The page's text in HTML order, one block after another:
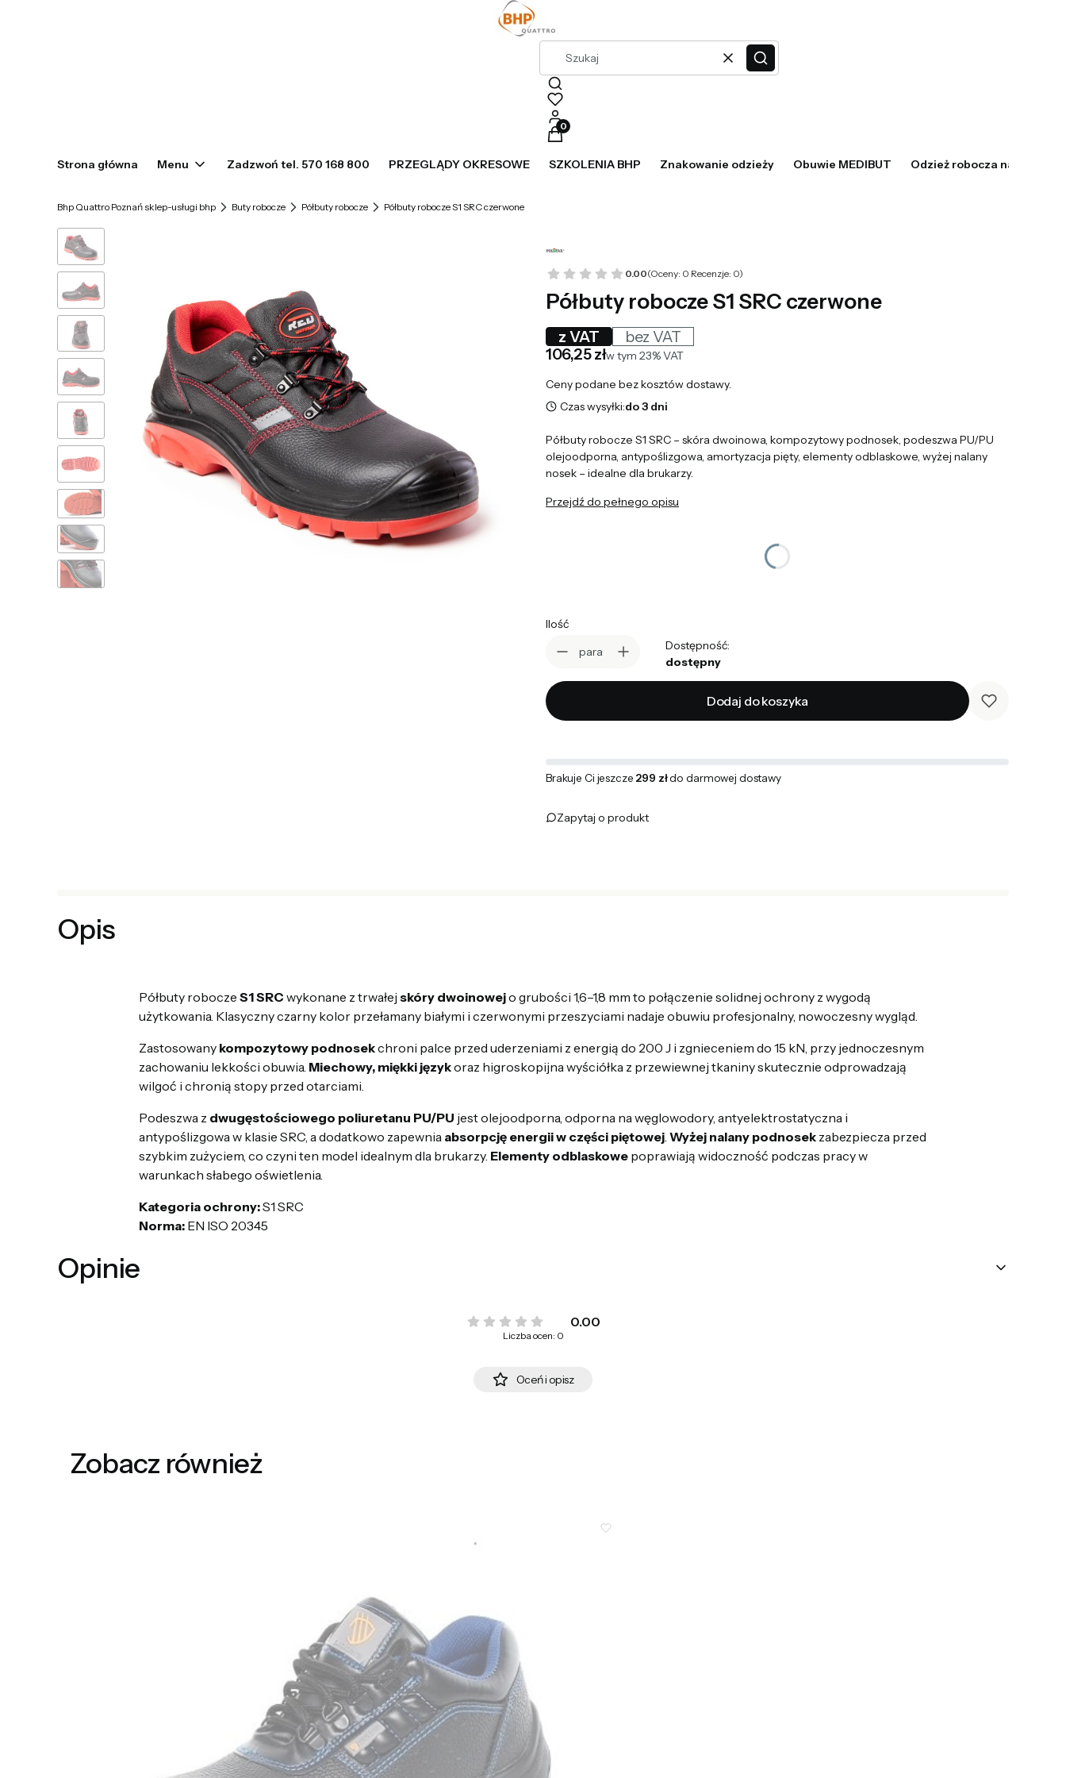
WyczyśćSzukaj
Produkty w koszyku: 0. Zobacz szczegóły
Strona główna Menu Zadzwoń tel. 570 168 800 PRZEGLĄDY OKRESOWE SZKOLENIA BHP Znakowanie odzieży Obuwie MEDIBUT Odzież robocza na lato –
Bhp Quattro Poznań sklep-usługi bhp Buty robocze Półbuty robocze Półbuty robocze S1 SRC czerwone
0.00(Oceny: 0 Recenzje: 0)
Półbuty robocze S1 SRC czerwone
z VAT
bez VAT
Cena
106,25 złw tym 23% VAT
w tym23%VAT
Ceny podane bez kosztów dostawy.
Czas wysyłki:do 3 dni
Półbuty robocze S1 SRC – skóra dwoinowa, kompozytowy podnosek, podeszwa PU/PU
olejoodporna, antypoślizgowa, amortyzacja pięty, elementy odblaskowe, wyżej nalany
nosek – idealne dla brukarzy.
Przejdź do pełnego opisu
Ilość
para
Dostępność:
dostępny
Dodaj do koszyka
Brakuje Ci jeszcze 299 złdo darmowej dostawy
Zapytaj o produkt
Opis
Półbuty robocze S1 SRC wykonane z trwałej skóry dwoinowejo grubości 1,6–1,8 mm to połączenie solidnej ochrony z wygodą
użytkowania. Klasyczny czarny kolor przełamany białymi i czerwonymi przeszyciami nadaje obuwiu profesjonalny, nowoczesny wygląd.
Zastosowany kompozytowy podnosekchroni palce przed uderzeniami z energią do 200 J i zgnieceniem do 15 kN, przy jednoczesnym
zachowaniu lekkości obuwia. Miechowy, miękki językoraz higroskopijna wyściółka z przewiewnej tkaniny skutecznie odprowadzają
wilgoć i chronią stopy przed otarciami.
Podeszwa z dwugęstościowego poliuretanu PU/PU jest olejoodporna, odporna na węglowodory, antyelektrostatyczna i
antypoślizgowa w klasie SRC, a dodatkowo zapewnia absorpcję energii w części piętowej. Wyżej nalany podnosekzabezpiecza przed
szybkim zużyciem, co czyni ten model idealnym dla brukarzy. Elementy odblaskowepoprawiają widoczność podczas pracy w
warunkach słabego oświetlenia.
Kategoria ochrony:S1 SRC
Norma:EN ISO 20345
Opinie
0.00
Liczba ocen: 0
Oceń i opisz
Zobacz również